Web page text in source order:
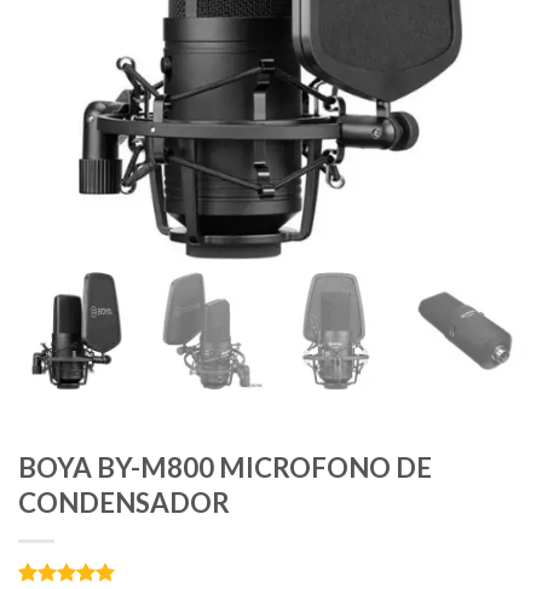
BOYA BY-M800 MICROFONO DE
CONDENSADOR